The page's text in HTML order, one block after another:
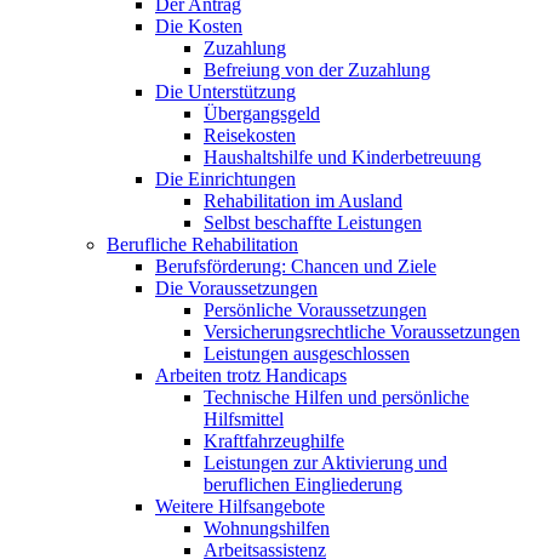
Die Kosten
Zuzahlung
Befreiung von der Zuzahlung
Die Unterstützung
Übergangsgeld
Reisekosten
Haushaltshilfe und Kinderbetreuung
Die Einrichtungen
Rehabilitation im Ausland
Selbst beschaffte Leistungen
Berufliche Rehabilitation
Berufsförderung: Chancen und Ziele
Die Voraussetzungen
Persönliche Voraussetzungen
Versicherungsrechtliche Voraussetzungen
Leistungen ausgeschlossen
Arbeiten trotz Handicaps
Technische Hilfen und persönliche
Hilfsmittel
Kraftfahrzeughilfe
Leistungen zur Aktivierung und
beruflichen Eingliederung
Weitere Hilfsangebote
Wohnungshilfen
Arbeitsassistenz